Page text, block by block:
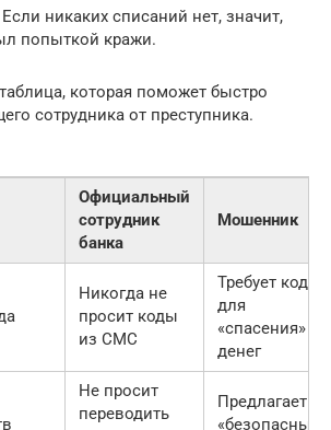
Если никаких списаний нет, значит,
попыткой кражи.
которая поможет быстро
сотрудника от преступника.
Официальный
сотрудник
банка
Мошенник
Никогда не
просит коды
из СМС
Требует код
для
«спасения»
денег
Не просит
переводить
Предлагает
«безопасный